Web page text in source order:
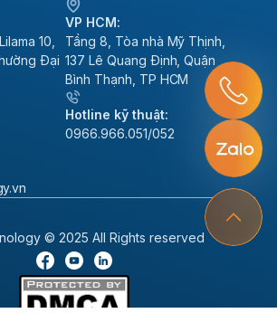
10,
Đại
VP HCM:
Tầng 8, Tòa nhà Mỹ Thịnh,
137 Lê Quang Định, Quận
Bình Thạnh, TP HCM
Hotline kỹ thuật:
0966.966.051/052
© 2025 All Rights reserved